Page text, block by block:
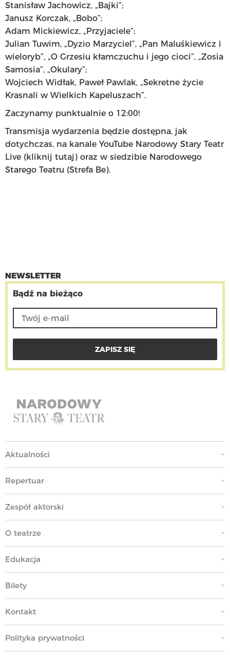
Stanisław Jachowicz, „Bajki”;
Janusz Korczak, „Bobo”;
Adam Mickiewicz, „Przyjaciele”;
Julian Tuwim, „Dyzio Marzyciel”, „Pan Maluśkiewicz i
wieloryb”, „O Grzesiu kłamczuchu i jego cioci”, „Zosia
Samosia”, „Okulary”;
Wojciech Widłak, Paweł Pawlak, „Sekretne życie
Krasnali w Wielkich Kapeluszach”.
Zaczynamy punktualnie o 12:00!
Transmisja wydarzenia będzie dostępna, jak
dotychczas, na kanale YouTube Narodowy Stary Teatr
Live (kliknij tutaj) oraz w siedzibie Narodowego
Starego Teatru (Strefa Be).
NEWSLETTER
Bądź na bieżąco
Aktualności
Repertuar
Zespół aktorski
O teatrze
Edukacja
Bilety
Kontakt
Polityka prywatności